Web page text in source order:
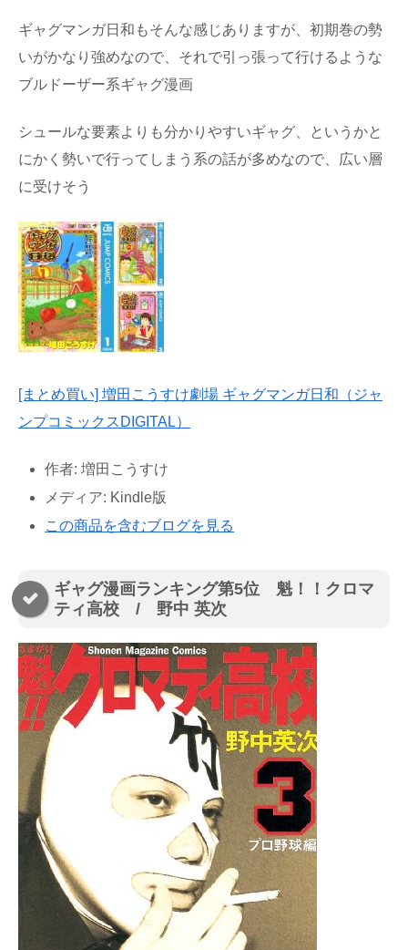
ギャグマンガ日和もそんな感じありますが、初期巻の勢
いがかなり強めなので、それで引っ張って行けるような
ブルドーザー系ギャグ漫画
シュールな要素よりも分かりやすいギャグ、というかと
にかく勢いで行ってしまう系の話が多めなので、広い層
に受けそう
[まとめ買い] 増田こうすけ劇場 ギャグマンガ日和（ジャ
ンプコミックスDIGITAL）
作者: 増田こうすけ
メディア: Kindle版
この商品を含むブログを見る
ギャグ漫画ランキング第5位 魁！！クロマ
ティ高校 / 野中 英次